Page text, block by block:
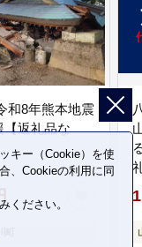
和8年熊本地震
【返礼品な
町
キー（Cookie）を使
、Cookieの利用に同
ください。